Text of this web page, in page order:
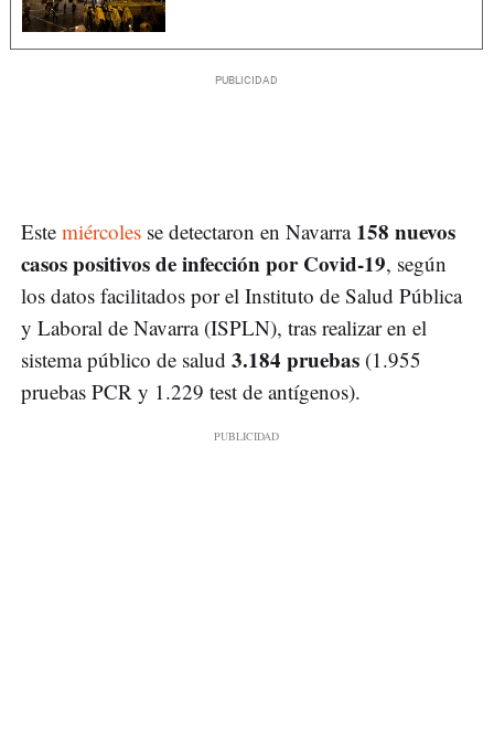
Este miércoles se detectaron en Navarra 158 nuevos
casos positivos de infección por Covid-19, según
los datos facilitados por el Instituto de Salud Pública
y Laboral de Navarra (ISPLN), tras realizar en el
sistema público de salud 3.184 pruebas (1.955
pruebas PCR y 1.229 test de antígenos).